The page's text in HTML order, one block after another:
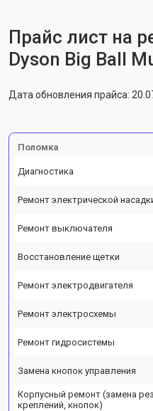
Прайс лист на
Dyson Big Ball
Дата обновления прайса:
Поломка
Диагностика
Ремонт электрической
Ремонт выключателя
Восстановление щетки
Ремонт электродвигателя
Ремонт электросхемы
Ремонт гидросистемы
Замена кнопок управления
Корпусный ремонт (замена
креплений, кнопок)